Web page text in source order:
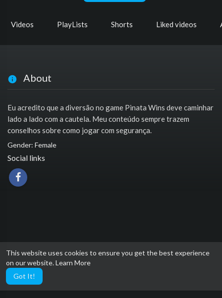
This website uses cookies to ensure you get the best experience
on our website.Learn More
Got It!
Videos PlayLists Shorts Liked videos
About
Eu acredito que a diversão no game Pinata Wins deve caminhar
lado a lado com a cautela. Meu conteúdo sempre trazem
conselhos sobre como jogar com segurança.
Gender: Female
Social links